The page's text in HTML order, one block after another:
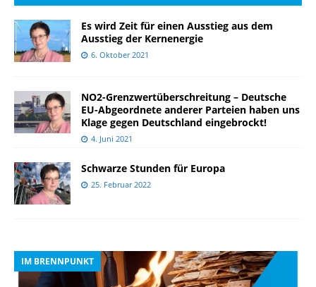
Es wird Zeit für einen Ausstieg aus dem
Ausstieg der Kernenergie
6. Oktober 2021
NO2-Grenzwertüberschreitung – Deutsche
EU-Abgeordnete anderer Parteien haben uns
Klage gegen Deutschland eingebrockt!
4. Juni 2021
Schwarze Stunden für Europa
25. Februar 2022
IM BRENNPUNKT